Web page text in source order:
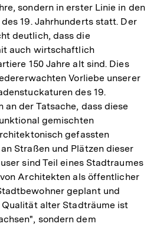
sondern in erster Linie in den
19. Jahrhunderts statt. Der
deutlich, dass die
auch wirtschaftlich
150 Jahre alt sind. Dies
Vorliebe unserer
des 19.
an der Tatsache, dass diese
gemischten
gefassten
Straßen und Plätzen dieser
sind Teil eines Stadtraumes
Architekten als öffentlicher
geplant und
alter Stadträume ist
sondern dem